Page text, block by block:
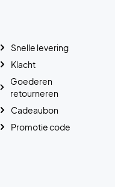
Snelle levering
Klacht
Goederen
retourneren
Cadeaubon
Promotie code